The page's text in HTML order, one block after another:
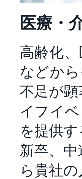
医療・
高齢化
などか
不足が
イフイ
を提供
新卒、
ら貴社